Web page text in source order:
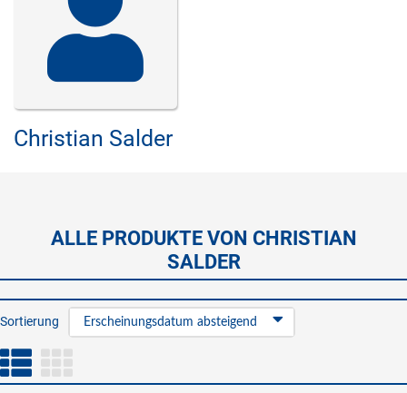
Christian Salder
ALLE PRODUKTE VON CHRISTIAN
SALDER
Sortierung Erscheinungsdatum absteigend